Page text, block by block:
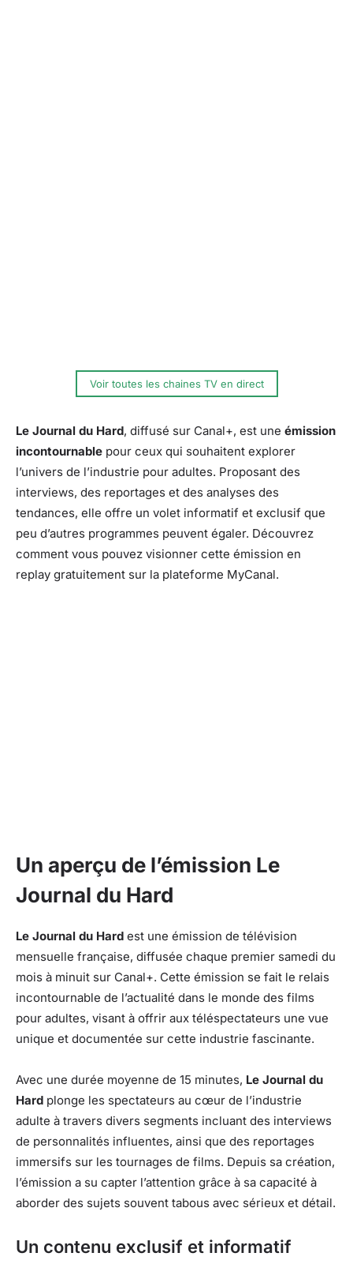
Voir toutes les chaines TV en direct
Le Journal du Hard, diffusé sur Canal+, est une émission
incontournable pour ceux qui souhaitent explorer
l’univers de l’industrie pour adultes. Proposant des
interviews, des reportages et des analyses des
tendances, elle offre un volet informatif et exclusif que
peu d’autres programmes peuvent égaler. Découvrez
comment vous pouvez visionner cette émission en
replay gratuitement sur la plateforme MyCanal.
Un aperçu de l’émission Le
Journal du Hard
Le Journal du Hard est une émission de télévision
mensuelle française, diffusée chaque premier samedi du
mois à minuit sur Canal+. Cette émission se fait le relais
incontournable de l’actualité dans le monde des films
pour adultes, visant à offrir aux téléspectateurs une vue
unique et documentée sur cette industrie fascinante.
Avec une durée moyenne de 15 minutes, Le Journal du
Hard plonge les spectateurs au cœur de l’industrie
adulte à travers divers segments incluant des interviews
de personnalités influentes, ainsi que des reportages
immersifs sur les tournages de films. Depuis sa création,
l’émission a su capter l’attention grâce à sa capacité à
aborder des sujets souvent tabous avec sérieux et détail.
Un contenu exclusif et informatif